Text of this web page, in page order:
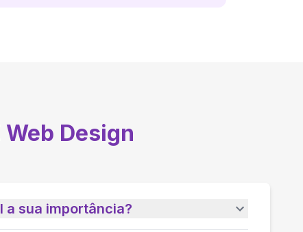
Web Design
a sua importância?